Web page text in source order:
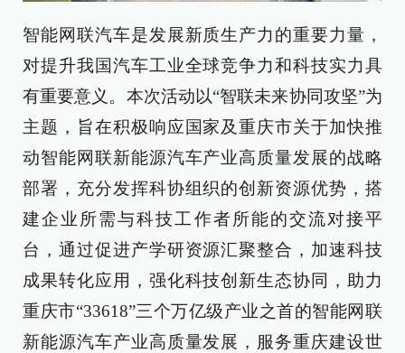
智能网联汽车是发展新质生产力的重要力量，
对提升我国汽车工业全球竞争力和科技实力具
有重要意义。本次活动以“智联未来协同攻坚”为
主题，旨在积极响应国家及重庆市关于加快推
动智能网联新能源汽车产业高质量发展的战略
部署，充分发挥科协组织的创新资源优势，搭
建企业所需与科技工作者所能的交流对接平
台，通过促进产学研资源汇聚整合，加速科技
成果转化应用，强化科技创新生态协同，助力
重庆市“33618”三个万亿级产业之首的智能网联
新能源汽车产业高质量发展，服务重庆建设世